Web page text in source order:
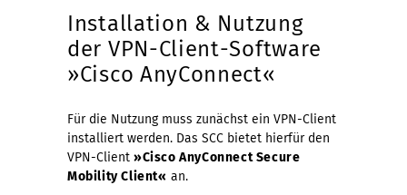
Installation & Nutzung
der VPN-Client-Software
»Cisco AnyConnect«
Für die Nutzung muss zunächst ein VPN-Client
installiert werden. Das SCC bietet hierfür den
VPN-Client »Cisco AnyConnect Secure
Mobility Client« an.